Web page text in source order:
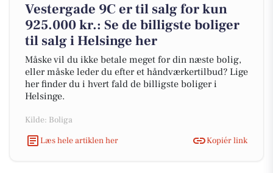
Vestergade 9C er til salg for kun
925.000 kr.: Se de billigste boliger
til salg i Helsinge her
Måske vil du ikke betale meget for din næste bolig,
eller måske leder du efter et håndværkertilbud? Lige
her finder du i hvert fald de billigste boliger i
Helsinge.
Kilde: Boliga
Læs hele artiklen her
Kopiér link